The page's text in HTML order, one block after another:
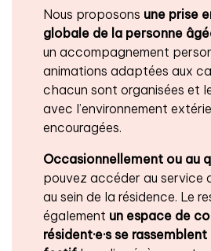
Nous proposons une prise
globale de la personne
un accompagnement
animations adaptées aux
chacun sont organisées et
avec l’environnement
encouragées.
Occasionnellement ou au
pouvez accéder au service
au sein de la résidence. Le
également un espace de
résident·e·s se